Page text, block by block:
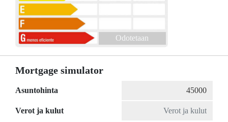
Odotetaan
Mortgage simulator
Asuntohinta
Verot ja kulut